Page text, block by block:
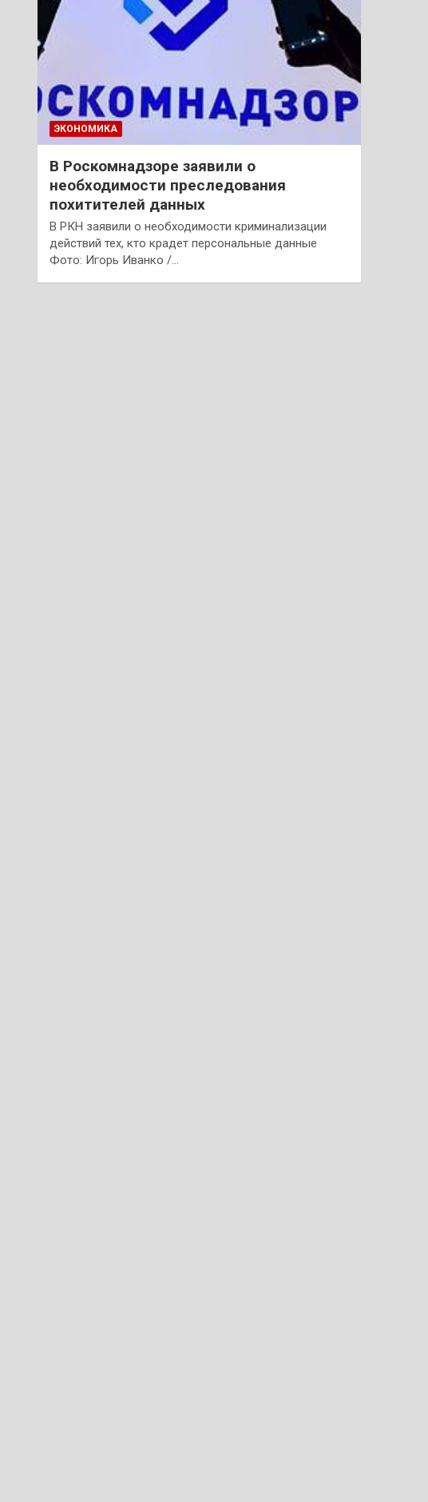
ЭКОНОМИКА
В Роскомнадзоре заявили о
необходимости преследования
похитителей данных
В РКН заявили о необходимости криминализации
действий тех, кто крадет персональные данные
Фото: Игорь Иванко /…